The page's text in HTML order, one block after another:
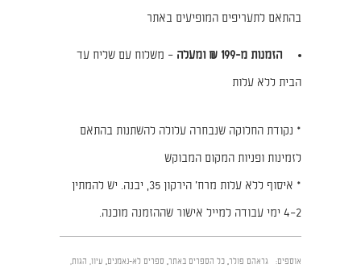
בהתאם לתעריפים המופיעים באתר
הזמנות מ-199 ₪ ומעלה
– משלוח עם שליח עד
הבית ללא עלות
* נקודת החלוקה שנבחרה עלולה להשתנות בהתאם
לזמינות ופניות המקום המבוקש
* איסוף ללא עלות מרח׳ הירקון 35, יבנה. יש להמתין
2–4 ימי עבודה למייל אישור שההזמנה מוכנה.
אוספים: גראהם פולר, כל הספרים באתר, ספרים לא-נאמנים, עיון, הגות,